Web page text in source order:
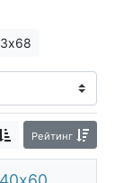
Рейтинг